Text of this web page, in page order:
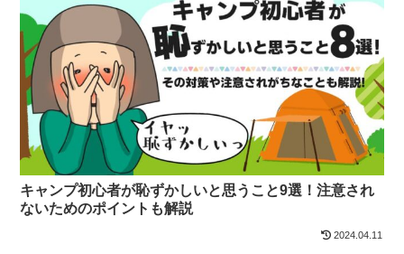
キャンプ初心者が恥ずかしいと思うこと9選！注意され
ないためのポイントも解説
2024.04.11